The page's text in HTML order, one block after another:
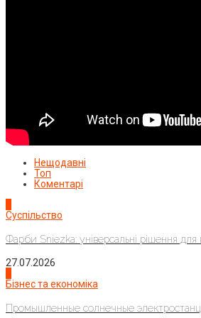
Нещодавні
Топ
Коментарі
Суспільство
Фарби Sniezka: універсальні рішення для
27.07.2026
Бізнес та економіка
Промышленные солнечные